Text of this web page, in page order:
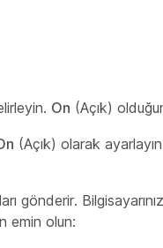
On (Açık)
(Açık) olarak
emin olun: